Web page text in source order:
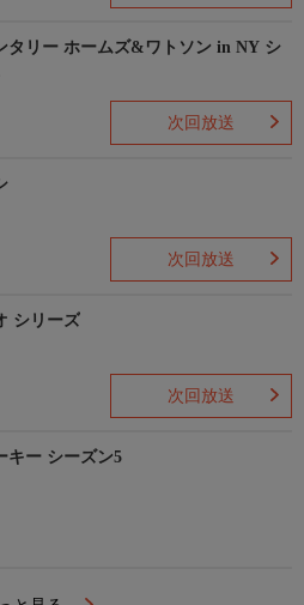
タリー ホームズ&ワトソン in NY シ
次回放送
次回放送
シリーズ
次回放送
キー シーズン5